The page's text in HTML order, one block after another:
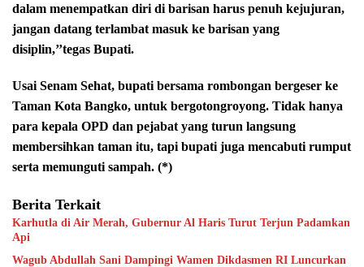
dalam menempatkan diri di barisan harus penuh kejujuran,
jangan datang terlambat masuk ke barisan yang
disiplin,’’tegas Bupati.
Usai Senam Sehat, bupati bersama rombongan bergeser ke
Taman Kota Bangko, untuk bergotongroyong. Tidak hanya
para kepala OPD dan pejabat yang turun langsung
membersihkan taman itu, tapi bupati juga mencabuti rumput
serta memunguti sampah. (*)
Berita Terkait
Karhutla di Air Merah, Gubernur Al Haris Turut Terjun Padamkan
Api
Wagub Abdullah Sani Dampingi Wamen Dikdasmen RI Luncurkan